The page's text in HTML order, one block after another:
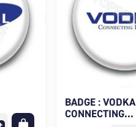
BADGE : VODKA
CONNECTING...